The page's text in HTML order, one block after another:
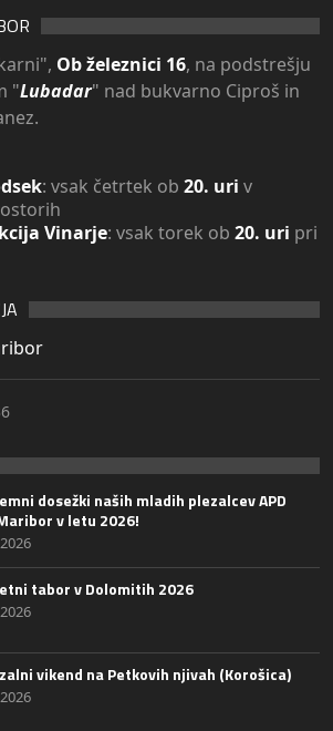
Ob železnici 16, na podstrešju
"Lubadar" nad bukvarno Ciproš in
: vsak četrtek ob 20. uri v
Vinarje: vsak torek ob 20. uri pri
dosežki naših mladih plezalcev APD
v letu 2026!
tabor v Dolomitih 2026
vikend na Petkovih njivah (Korošica)